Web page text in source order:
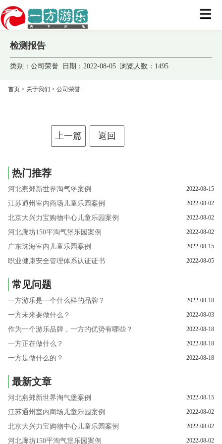
检测报告
类别：公司荣誉 日期：2022-08-05 浏览人数： 1495
首页> 关于我们 > 公司荣誉
上一篇 返回
热门推荐
2022-08-15
河北燕郊新世界淘气堡案例
2022-08-02
江苏通州室内商场儿童乐园案例
2022-08-02
北京大兴力宝购物中心儿童乐园案例
2022-08-02
河北廊坊150平淘气堡乐园案例
2022-08-15
广东珠海室内儿童乐园案例
2022-08-05
职业健康安全管理体系认证证书
常见问题
2022-08-18
一方游乐是一个什么样的品牌？
2022-08-03
一方未来要做什么？
2022-08-18
作为一个游乐品牌，一方的优势有哪些？
2022-08-18
一方正在做什么？
2022-08-18
一方是做什么的？
最新文章
2022-08-15
河北燕郊新世界淘气堡案例
2022-08-02
江苏通州室内商场儿童乐园案例
2022-08-02
北京大兴力宝购物中心儿童乐园案例
2022-08-02
河北廊坊150平淘气堡乐园案例